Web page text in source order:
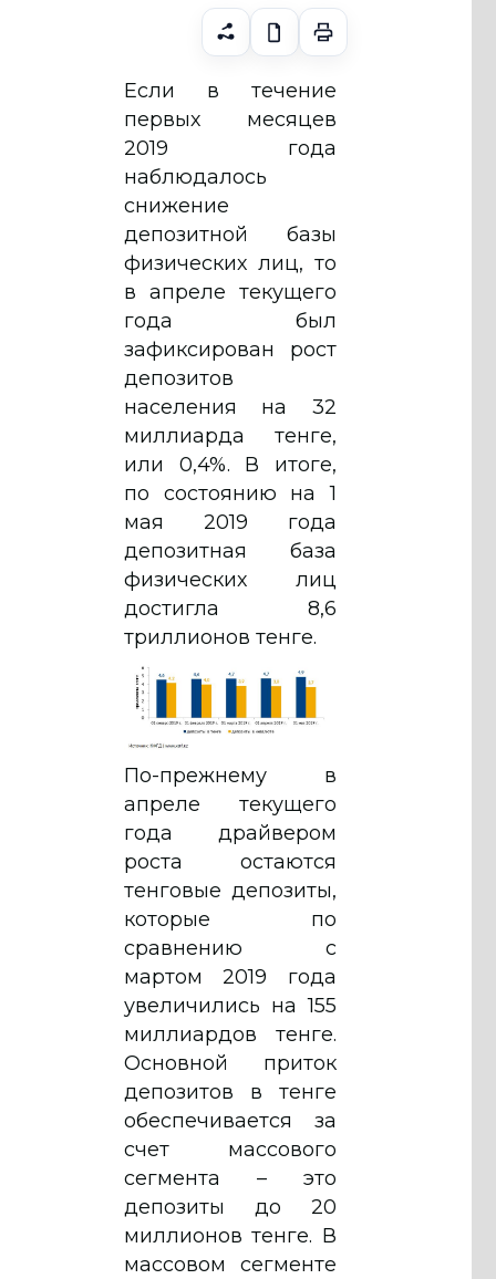
Если в течение
первых месяцев
2019 года
наблюдалось
снижение
депозитной базы
физических лиц, то
в апреле текущего
года был
зафиксирован рост
депозитов
населения на 32
миллиарда тенге,
или 0,4%. В итоге,
по состоянию на 1
мая 2019 года
депозитная база
физических лиц
достигла 8,6
триллионов тенге.
По-прежнему в
апреле текущего
года драйвером
роста остаются
тенговые депозиты,
которые по
сравнению с
мартом 2019 года
увеличились на 155
миллиардов тенге.
Основной приток
депозитов в тенге
обеспечивается за
счет массового
сегмента – это
депозиты до 20
миллионов тенге. В
массовом сегменте